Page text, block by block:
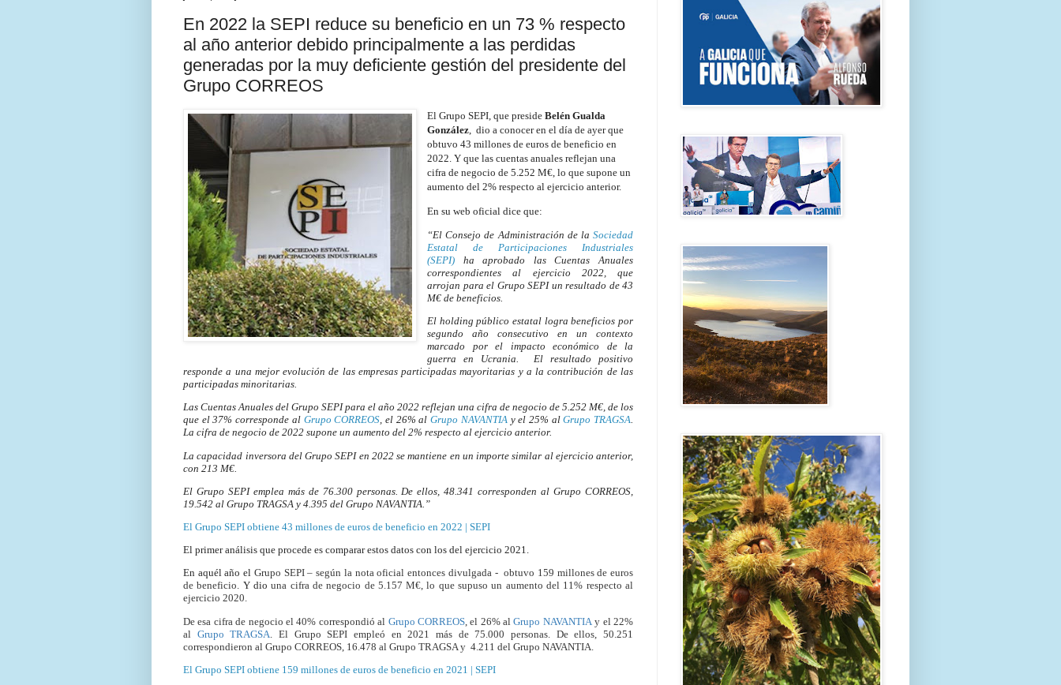
En 2022 la SEPI reduce su beneficio en un 73 % respecto
al año anterior debido principalmente a las perdidas
generadas por la muy deficiente gestión del presidente del
Grupo CORREOS
El Grupo SEPI, que presideBelén Gualda
González , dio a conocer en el día de ayer que
obtuvo 43 millones de euros de beneficio en
2022 . Y que lascuentas anuales reflejan una
cifra de negocio de 5.252 M€, lo que supone un
aumento del 2% respecto al ejercicio anterior.
En su web oficial dice que:
“El Consejo de Administración de la Sociedad
Estatal de Participaciones Industriales
(SEPI) ha aprobado lasCuentas
Anuales
correspondientes al ejercicio 2022, que
arrojan para el Grupo SEPI un resultado de 43
M€ de beneficios.
El holding público estatal logra beneficios por
segundo año consecutivo en un contexto
marcado por el impacto económico de la
guerra en Ucrania. El resultado positivo
responde a una mejor evolución de las empresas participadas mayoritarias y a la contribución de las
participadas minoritarias.
Las Cuentas Anuales del Grupo SEPI para el año 2022 reflejan una cifra de negocio de 5.252 M€, de los
que el 37% corresponde al Grupo CORREOS, el 26% alGrupo NAVANTIAy el 25% alGrupo TRAGSA.
La cifra de negocio de 2022 supone un aumento del 2% respecto al ejercicio anterior.
La capacidad inversora del Grupo SEPI en 2022 se mantiene en un importe similar al ejercicio anterior,
con 213 M€.
El Grupo SEPI emplea más de 76.300 personas. De ellos, 48.341 corresponden al Grupo CORREOS,
19.542 al Grupo TRAGSA y 4.395 del Grupo NAVANTIA.”
El Grupo SEPI obtiene 43 millones de euros de beneficio en 2022 | SEPI
El primer análisis que procede es comparar estos datos con los del ejercicio 2021.
En aquél año el Grupo SEPI – según la nota oficial entonces divulgada - obtuvo 159 millones de euros
de beneficio. Y diouna cifra de negocio de 5.157 M€, lo que supuso un aumento del 11% respecto al
ejercicio 2020.
De esa cifra de negocio el 40% correspondió al Grupo CORREOS, el 26% alGrupo NAVANTIAy el 22%
al Grupo TRAGSA . El Grupo SEPI empleó en 2021más de 75.000 personas . De ellos, 50.251
correspondieron al Grupo CORREOS, 16.478 al Grupo TRAGSA y 4.211 del Grupo NAVANTIA.
El Grupo SEPI obtiene 159 millones de euros de beneficio en 2021 | SEPI